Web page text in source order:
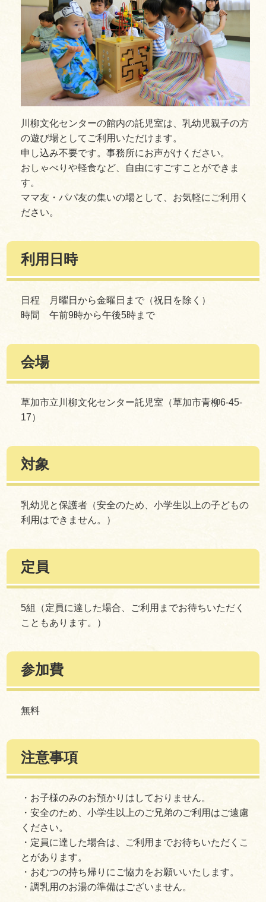
川柳文化センターの館内の託児室は、乳幼児親子の方
の遊び場としてご利用いただけます。
申し込み不要です。事務所にお声がけください。
おしゃべりや軽食など、自由にすごすことができま
す。
ママ友・パパ友の集いの場として、お気軽にご利用く
ださい。
利用日時
日程 月曜日から金曜日まで（祝日を除く）
時間 午前9時から午後5時まで
会場
草加市立川柳文化センター託児室（草加市青柳6-45-
17）
対象
乳幼児と保護者（安全のため、小学生以上の子どもの
利用はできません。）
定員
5組（定員に達した場合、ご利用までお待ちいただく
こともあります。）
参加費
無料
注意事項
・お子様のみのお預かりはしておりません。
・安全のため、小学生以上のご兄弟のご利用はご遠慮
ください。
・定員に達した場合は、ご利用までお待ちいただくこ
とがあります。
・おむつの持ち帰りにご協力をお願いいたします。
・調乳用のお湯の準備はございません。